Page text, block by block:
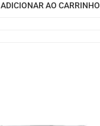
ADICIONAR AO CARRINHO